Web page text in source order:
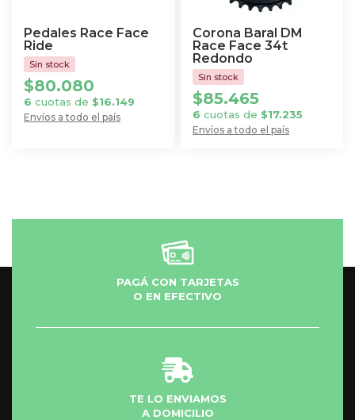
Pedales Race Face
Ride
Envíos a todo el país
$80.080
6 cuotas de $16.149
Corona Baral DM
Race Face 34t
Redondo
Envíos a todo el país
$85.465
6 cuotas de $17.235
PAGÁ CON TARJETAS
O EN EFECTIVO
TE LO ENVIAMOS
A DOMICILIO